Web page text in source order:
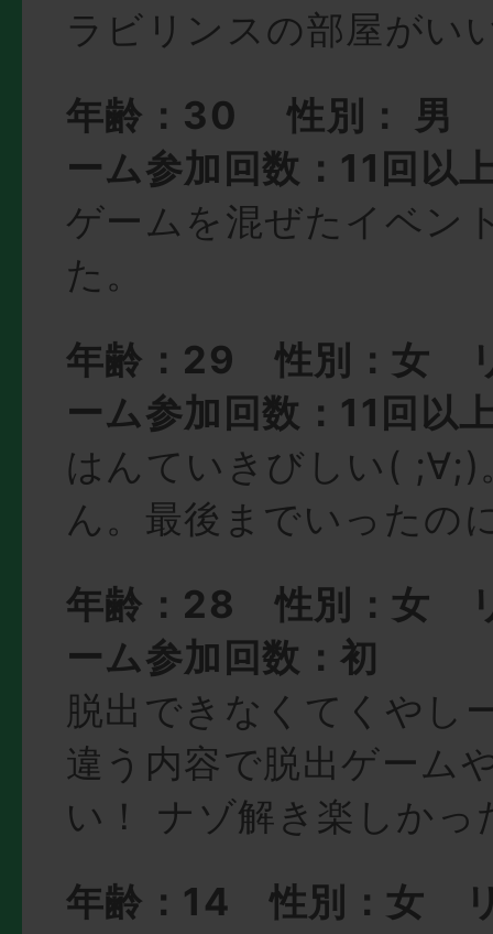
ラビリンスの部屋がい
年齢：30 性別： 男
ーム参加回数：11回以
ゲームを混ぜたイベン
た。
年齢：29 性別：女
ーム参加回数：11回以
はんていきびしい( ;∀;)
ん。最後までいったの
年齢：28 性別：女
ーム参加回数：初
脱出できなくてくやし
違う内容で脱出ゲーム
い！ ナゾ解き楽しかっ
年齢：14 性別：女